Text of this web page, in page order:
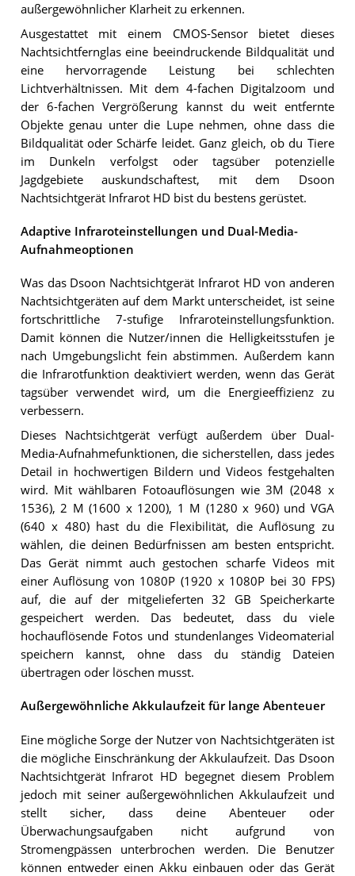
außergewöhnlicher Klarheit zu erkennen.
Ausgestattet mit einem CMOS-Sensor bietet dieses
Nachtsichtfernglas eine beeindruckende Bildqualität und
eine hervorragende Leistung bei schlechten
Lichtverhältnissen. Mit dem 4-fachen Digitalzoom und
der 6-fachen Vergrößerung kannst du weit entfernte
Objekte genau unter die Lupe nehmen, ohne dass die
Bildqualität oder Schärfe leidet. Ganz gleich, ob du Tiere
im Dunkeln verfolgst oder tagsüber potenzielle
Jagdgebiete auskundschaftest, mit dem Dsoon
Nachtsichtgerät Infrarot HD bist du bestens gerüstet.
Adaptive Infraroteinstellungen und Dual-Media-
Aufnahmeoptionen
Was das Dsoon Nachtsichtgerät Infrarot HD von anderen
Nachtsichtgeräten auf dem Markt unterscheidet, ist seine
fortschrittliche 7-stufige Infraroteinstellungsfunktion.
Damit können die Nutzer/innen die Helligkeitsstufen je
nach Umgebungslicht fein abstimmen. Außerdem kann
die Infrarotfunktion deaktiviert werden, wenn das Gerät
tagsüber verwendet wird, um die Energieeffizienz zu
verbessern.
Dieses Nachtsichtgerät verfügt außerdem über Dual-
Media-Aufnahmefunktionen, die sicherstellen, dass jedes
Detail in hochwertigen Bildern und Videos festgehalten
wird. Mit wählbaren Fotoauflösungen wie 3M (2048 x
1536), 2 M (1600 x 1200), 1 M (1280 x 960) und VGA
(640 x 480) hast du die Flexibilität, die Auflösung zu
wählen, die deinen Bedürfnissen am besten entspricht.
Das Gerät nimmt auch gestochen scharfe Videos mit
einer Auflösung von 1080P (1920 x 1080P bei 30 FPS)
auf, die auf der mitgelieferten 32 GB Speicherkarte
gespeichert werden. Das bedeutet, dass du viele
hochauflösende Fotos und stundenlanges Videomaterial
speichern kannst, ohne dass du ständig Dateien
übertragen oder löschen musst.
Außergewöhnliche Akkulaufzeit für lange Abenteuer
Eine mögliche Sorge der Nutzer von Nachtsichtgeräten ist
die mögliche Einschränkung der Akkulaufzeit. Das Dsoon
Nachtsichtgerät Infrarot HD begegnet diesem Problem
jedoch mit seiner außergewöhnlichen Akkulaufzeit und
stellt sicher, dass deine Abenteuer oder
Überwachungsaufgaben nicht aufgrund von
Stromengpässen unterbrochen werden. Die Benutzer
können entweder einen Akku einbauen oder das Gerät